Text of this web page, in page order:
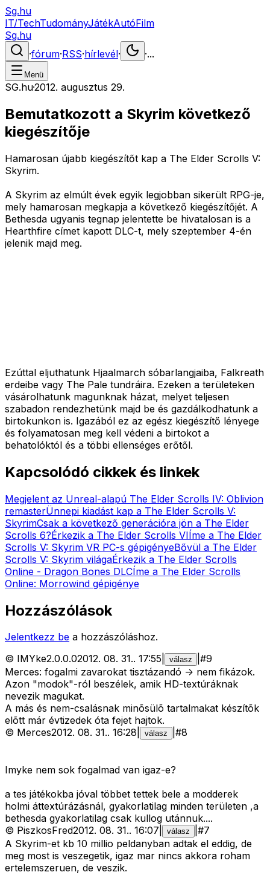
Sg.hu
IT/TechTudományJátékAutóFilm
Sg.hu
·fórum·RSS·hírlevél· ·...
Menü
SG.hu·2012. augusztus 29.
Bemutatkozott a Skyrim következő
kiegészítője
Hamarosan újabb kiegészítőt kap a The Elder Scrolls V:
Skyrim.
A Skyrim az elmúlt évek egyik legjobban sikerült RPG-je,
mely hamarosan megkapja a következő kiegészítőjét. A
Bethesda ugyanis tegnap jelentette be hivatalosan is a
Hearthfire címet kapott DLC-t, mely szeptember 4-én
jelenik majd meg.
Ezúttal eljuthatunk Hjaalmarch sóbarlangjaiba, Falkreath
erdeibe vagy The Pale tundráira. Ezeken a területeken
vásárolhatunk magunknak házat, melyet teljesen
szabadon rendezhetünk majd be és gazdálkodhatunk a
birtokunkon is. Igazából ez az egész kiegészítő lényege
és folyamatosan meg kell védeni a birtokot a
behatolóktól és a többi ellenséges erőtől.
Kapcsolódó cikkek és linkek
Megjelent az Unreal-alapú The Elder Scrolls IV: Oblivion
remasterÜnnepi kiadást kap a The Elder Scrolls V:
SkyrimCsak a következő generációra jön a The Elder
Scrolls 6?Érkezik a The Elder Scrolls VIÍme a The Elder
Scrolls V: Skyrim VR PC-s gépigényeBővül a The Elder
Scrolls V: Skyrim világaÉrkezik a The Elder Scrolls
Online - Dragon Bones DLCÍme a The Elder Scrolls
Online: Morrowind gépigénye
Hozzászólások
Jelentkezz be a hozzászóláshoz.
© IMYke2.0.0.02012. 08. 31.. 17:55 válasz #9
Merces: fogalmi zavarokat tisztázandó -> nem fikázok.
Azon "modok"-ról beszélek, amik HD-textúráknak
nevezik magukat.
A más és nem-csalásnak minõsülõ tartalmakat készítõk
elõtt már évtizedek óta fejet hajtok.
© Merces2012. 08. 31.. 16:28 válasz #8
Imyke nem sok fogalmad van igaz-e?
a tes játékokba jóval többet tettek bele a modderek
holmi áttextúrázásnál, gyakorlatilag minden területen ,a
bethesda gyakorlatilag csak kullog utánnuk....
© PiszkosFred2012. 08. 31.. 16:07 válasz #7
A Skyrim-et kb 10 millio peldanyban adtak el eddig, de
meg most is veszegetik, igaz mar nincs akkora roham
ertelemszeruen, de veszik.